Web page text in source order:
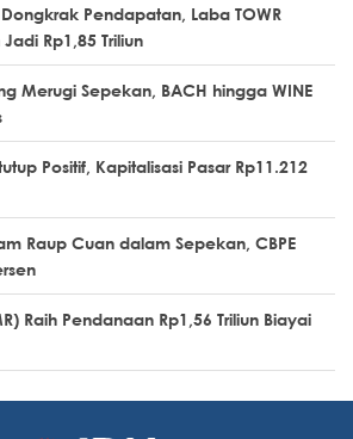
Pendapatan, Laba TOWR
Rp1,85 Triliun
Merugi Sepekan, BACH hingga WINE
Positif, Kapitalisasi Pasar Rp11.212
Raup Cuan dalam Sepekan, CBPE
Raih Pendanaan Rp1,56 Triliun Biayai